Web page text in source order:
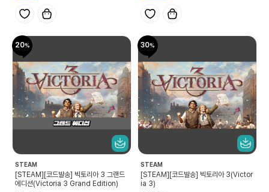
20
STEAM
[STEAM][코드발송] 빅토리아 3 그랜드
에디션(Victoria 3 Grand Edition)
30
STEAM
[STEAM][코드발송] 빅토리아 3(Victor
ia 3)